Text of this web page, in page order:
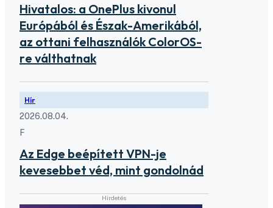
Hivatalos: a OnePlus kivonul
Európából és Észak-Amerikából,
az ottani felhasználók ColorOS-
re válthatnak
Hír
2026.08.04.
F
Az Edge beépített VPN-je
kevesebbet véd, mint gondolnád